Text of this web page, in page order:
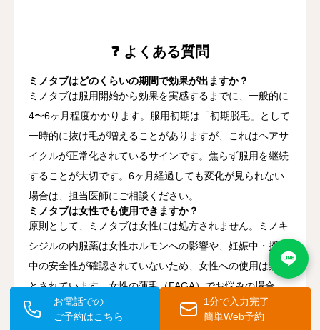
❓ よくある質問
ミノタブはどのくらいの期間で効果が出ますか？
ミノタブは服用開始から効果を実感するまでに、一般的に
4〜6ヶ月程度かかります。服用初期は「初期脱毛」として
一時的に抜け毛が増えることがありますが、これはヘアサ
イクルが正常化されているサインです。焦らず服用を継続
することが大切です。6ヶ月経過しても変化が見られない
場合は、担当医師にご相談ください。
ミノタブは女性でも使用できますか？
原則として、ミノタブは女性には処方されません。ミノキ
シジルの内服薬は女性ホルモンへの影響や、妊娠中・授乳
中の安全性が確認されていないため、女性への使用は禁忌
とされています。女性の薄毛（FAGA）でお悩みの場合
は、女性向けの治療法が別途ありますので、医師にご相談
お電話での
ご予約はこちら
1分で入力完了
簡単Web予約